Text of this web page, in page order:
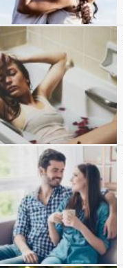
特集
占い・診断
ファッション・美容
グルメ
趣味・旅行
セックスライフ
不倫・だめ男